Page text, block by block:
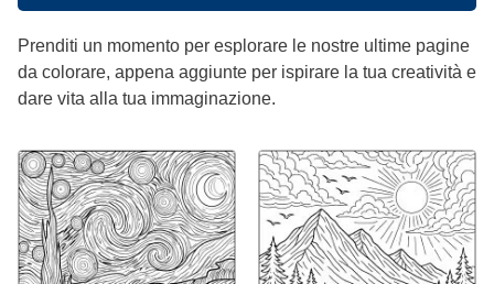
Prenditi un momento per esplorare le nostre ultime pagine
da colorare, appena aggiunte per ispirare la tua creatività e
dare vita alla tua immaginazione.